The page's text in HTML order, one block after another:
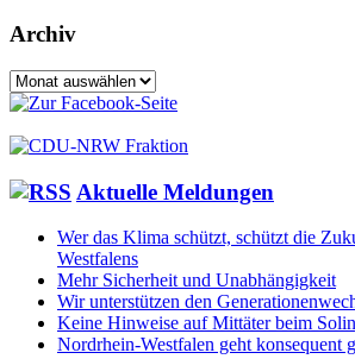
Archiv
Archiv
Aktuelle Meldungen
Wer das Klima schützt, schützt die
Westfalens
Mehr Sicherheit und Unabhängigkeit
Wir unterstützen den
Keine Hinweise auf Mittäter beim
Nordrhein-Westfalen geht konsequent